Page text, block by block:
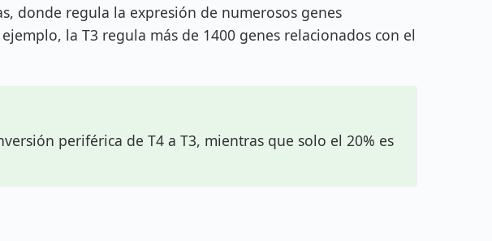
donde regula la expresión de numerosos genes
la T3 regula más de 1400 genes relacionados con el
periférica de T4 a T3, mientras que solo el 20% es